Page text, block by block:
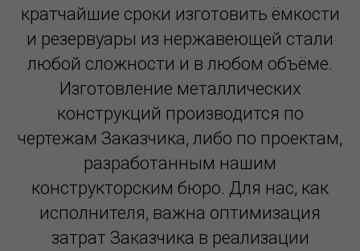
кратчайшие сроки изготовить ёмкости
и резервуары из нержавеющей стали
любой сложности и в любом объёме.
Изготовление металлических
конструкций производится по
чертежам Заказчика, либо по проектам,
разработанным нашим
конструкторским бюро. Для нас, как
исполнителя, важна оптимизация
затрат Заказчика в реализации